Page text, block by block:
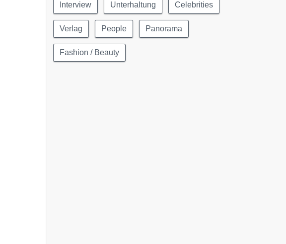
Interview Unterhaltung Celebrities
Verlag People Panorama
Fashion / Beauty